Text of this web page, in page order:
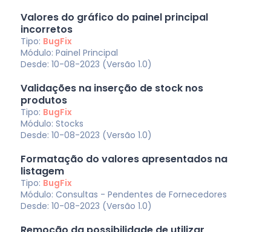
Valores do gráfico do painel principal
incorretos
Tipo: BugFix
Módulo: Painel Principal
Desde: 10-08-2023 (Versão 1.0)
Validações na inserção de stock nos
produtos
Tipo: BugFix
Módulo: Stocks
Desde: 10-08-2023 (Versão 1.0)
Formatação do valores apresentados na
listagem
Tipo: BugFix
Módulo: Consultas - Pendentes de Fornecedores
Desde: 10-08-2023 (Versão 1.0)